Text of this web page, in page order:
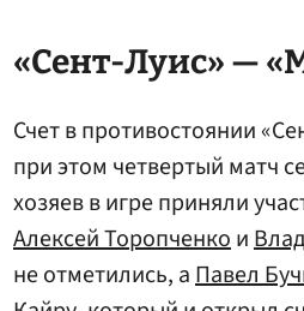
«Сент-Луис» —
Счет в противостоянии
при этом четвертый матч
хозяев в игре приняли
Алексей Торопченкои
не отметились, аПавел